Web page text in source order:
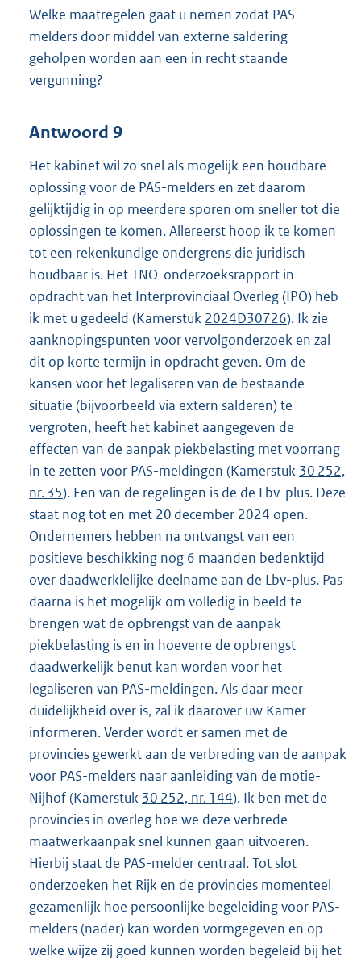
Welke maatregelen gaat u nemen zodat PAS-
melders door middel van externe saldering
geholpen worden aan een in recht staande
vergunning?
Antwoord 9
Het kabinet wil zo snel als mogelijk een houdbare
oplossing voor de PAS-melders en zet daarom
gelijktijdig in op meerdere sporen om sneller tot die
oplossingen te komen. Allereerst hoop ik te komen
tot een rekenkundige ondergrens die juridisch
houdbaar is. Het TNO-onderzoeksrapport in
opdracht van het Interprovinciaal Overleg (IPO) heb
ik met u gedeeld (Kamerstuk 2024D30726). Ik zie
aanknopingspunten voor vervolgonderzoek en zal
dit op korte termijn in opdracht geven. Om de
kansen voor het legaliseren van de bestaande
situatie (bijvoorbeeld via extern salderen) te
vergroten, heeft het kabinet aangegeven de
effecten van de aanpak piekbelasting met voorrang
in te zetten voor PAS-meldingen (Kamerstuk 30 252,
nr. 35). Een van de regelingen is de de Lbv-plus. Deze
staat nog tot en met 20 december 2024 open.
Ondernemers hebben na ontvangst van een
positieve beschikking nog 6 maanden bedenktijd
over daadwerklelijke deelname aan de Lbv-plus. Pas
daarna is het mogelijk om volledig in beeld te
brengen wat de opbrengst van de aanpak
piekbelasting is en in hoeverre de opbrengst
daadwerkelijk benut kan worden voor het
legaliseren van PAS-meldingen. Als daar meer
duidelijkheid over is, zal ik daarover uw Kamer
informeren. Verder wordt er samen met de
provincies gewerkt aan de verbreding van de aanpak
voor PAS-melders naar aanleiding van de motie-
Nijhof (Kamerstuk 30 252, nr. 144). Ik ben met de
provincies in overleg hoe we deze verbrede
maatwerkaanpak snel kunnen gaan uitvoeren.
Hierbij staat de PAS-melder centraal. Tot slot
onderzoeken het Rijk en de provincies momenteel
gezamenlijk hoe persoonlijke begeleiding voor PAS-
melders (nader) kan worden vormgegeven en op
welke wijze zij goed kunnen worden begeleid bij het